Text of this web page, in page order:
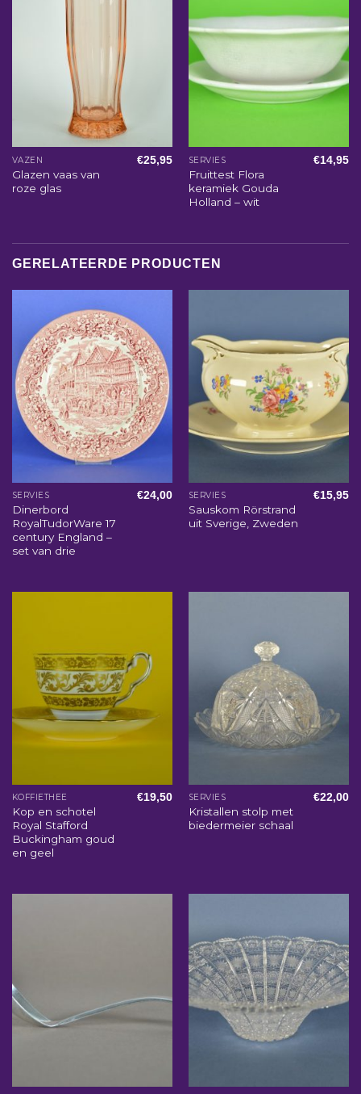
VAZEN
Glazen vaas van
roze glas
€25,95 SERVIES
Fruittest Flora
keramiek Gouda
Holland – wit
€14,95
GERELATEERDE PRODUCTEN
SERVIES
Dinerbord
RoyalTudorWare 17
century England –
set van drie
€24,00 SERVIES
Sauskom Rörstrand
uit Sverige, Zweden
€15,95
KOFFIETHEE
Kop en schotel
Royal Stafford
Buckingham goud
en geel
€19,50 SERVIES
Kristallen stolp met
biedermeier schaal
€22,00